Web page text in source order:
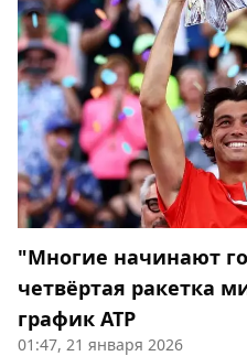
"Многие начинают
четвёртая ракетка
график ATP
01:47, 21 января 2026